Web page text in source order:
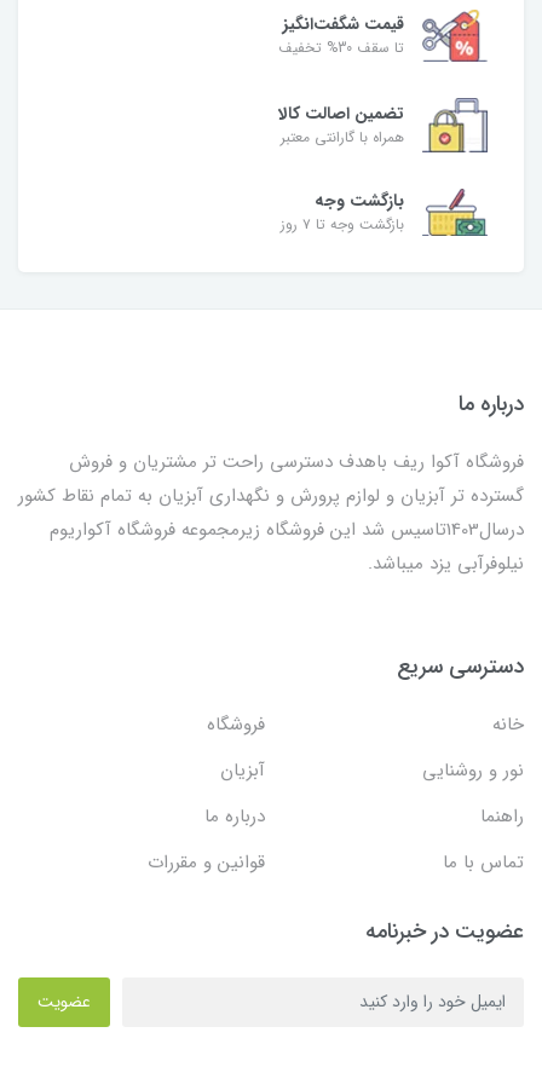
قیمت شگفت‌انگیز
تا سقف 30% تخفیف
تضمین اصالت کالا
همراه با گارانتی معتبر
بازگشت وجه
بازگشت وجه تا ۷ روز
درباره ما
فروشگاه آکوا ریف باهدف دسترسی راحت تر مشتریان و فروش
گسترده تر آبزیان و لوازم پرورش و نگهداری آبزیان به تمام نقاط کشور
درسال1403تاسیس شد این فروشگاه زیرمجموعه فروشگاه آکواریوم
نیلوفرآبی یزد میباشد.
دسترسی سریع
خانه
فروشگاه
نور و روشنایی
آبزیان
راهنما
درباره ما
تماس با ما
قوانین و مقررات
عضویت در خبرنامه
عضویت